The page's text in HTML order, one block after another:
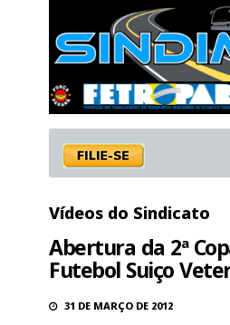
Vídeos do Sindicato
Abertura da 2ª
Futebol Suiço
31 DE MARÇO DE 2012